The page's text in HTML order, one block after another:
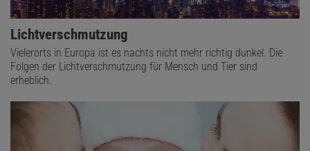
Lichtverschmutzung
Vielerorts in Europa ist es nachts nicht mehr richtig dunkel. Die
Folgen der Lichtverschmutzung für Mensch und Tier sind
erheblich.